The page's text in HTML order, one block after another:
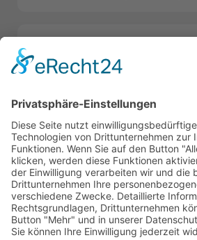
maritime Anwendungen wirklich
Downloads
Datenschutz
Impressum